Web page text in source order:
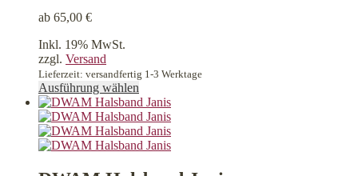
ab 65,00 €
Inkl. 19% MwSt.
zzgl. Versand
Lieferzeit: versandfertig 1-3 Werktage
Ausführung wählen
Produkt
weist
mehrere
Varianten